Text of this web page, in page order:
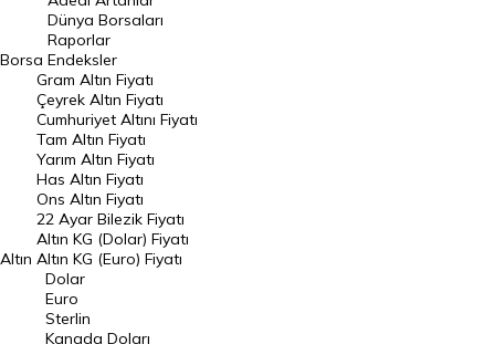
Dolar Kuru
Pound Kuru
Riyal Kuru
Danimarka Kronu Kuru
Norveç Kronu Kuru
Japon Yeni Kuru
Merkez Bankası Döviz Kurları
Borsa
Dünya Borsaları
Raporlar
Endeksler
Altın
Gram Altın Fiyatı
Çeyrek Altın Fiyatı
Cumhuriyet Altını Fiyatı
Tam Altın Fiyatı
Yarım Altın Fiyatı
Has Altın Fiyatı
Ons Altın Fiyatı
22 Ayar Bilezik Fiyatı
Altın KG (Dolar) Fiyatı
Altın KG (Euro) Fiyatı
Dolar
Euro
Sterlin
Kanada Doları